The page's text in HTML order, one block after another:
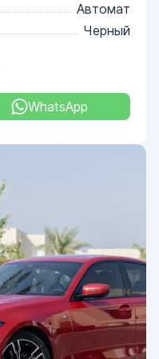
Автомат
Черный
WhatsApp